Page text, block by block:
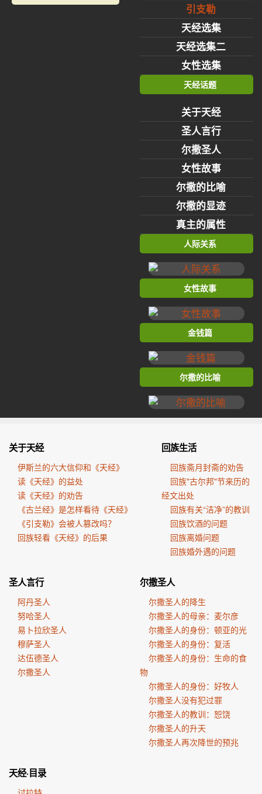
引支勒
天经选集
天经选集二
女性选集
天经话题
关于天经
圣人言行
尔撒圣人
女性故事
尔撒的比喻
尔撒的显迹
真主的属性
人际关系
女性故事
金钱篇
尔撒的比喻
关于天经
伊斯兰的六大信仰和《天经》
读《天经》的益处
读《天经》的劝告
《古兰经》是怎样看待《天经》
《引支勒》会被人篡改吗？
回族轻看《天经》的后果
回族生活
回族斋月封斋的劝告
回族"古尔邦"节来历的
经文出处
回族有关“洁净”的教训
回族饮酒的问题
回族离婚问题
回族婚外遇的问题
圣人言行
阿丹圣人
努哈圣人
易卜拉欣圣人
穆萨圣人
达伍德圣人
尔撒圣人
尔撒圣人
尔撒圣人的降生
尔撒圣人的母亲：麦尔彦
尔撒圣人的身份：顿亚的光
尔撒圣人的身份：复活
尔撒圣人的身份：生命的食
物
尔撒圣人的身份：好牧人
尔撒圣人没有犯过罪
尔撒圣人的教训：恕饶
尔撒圣人的升天
尔撒圣人再次降世的预兆
天经·目录